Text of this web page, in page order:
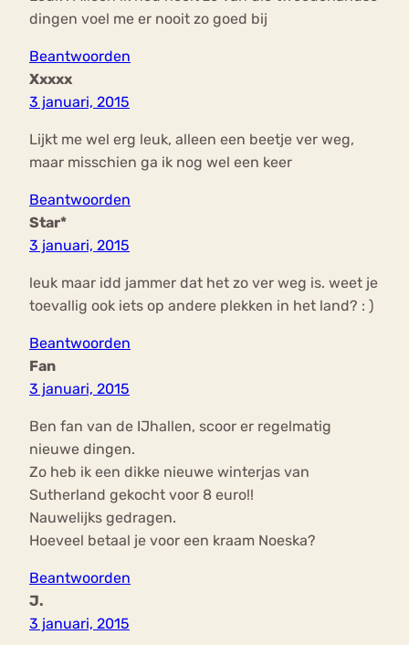
dingen voel me er nooit zo goed bij
Beantwoorden
Xxxxx
3 januari, 2015
Lijkt me wel erg leuk, alleen een beetje ver weg,
maar misschien ga ik nog wel een keer
Beantwoorden
Star*
3 januari, 2015
leuk maar idd jammer dat het zo ver weg is. weet je
toevallig ook iets op andere plekken in het land? : )
Beantwoorden
Fan
3 januari, 2015
Ben fan van de IJhallen, scoor er regelmatig
nieuwe dingen.
Zo heb ik een dikke nieuwe winterjas van
Sutherland gekocht voor 8 euro!!
Nauwelijks gedragen.
Hoeveel betaal je voor een kraam Noeska?
Beantwoorden
J.
3 januari, 2015